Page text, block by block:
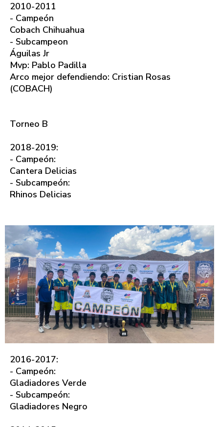
2010-2011
- Campeón
Cobach Chihuahua
- Subcampeon
Águilas Jr
Mvp: Pablo Padilla
Arco mejor defendiendo: Cristian Rosas
(COBACH)
Torneo B
2018-2019:
- Campeón:
Cantera Delicias
- Subcampeón:
Rhinos Delicias
2016-2017:
- Campeón:
Gladiadores Verde
- Subcampeón:
Gladiadores Negro